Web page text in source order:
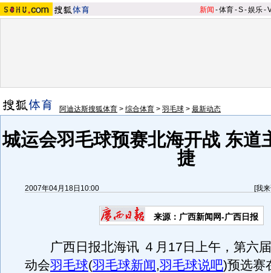
新闻 -体育-S-娱乐-
阿迪达斯搜狐体育 > 综合体育 > 羽毛球 > 最新动态
城运会羽毛球预赛北海开战 东道
捷
2007年04月18日10:00 [我
来源：广西新闻网-广西日报
广西日报北海讯 ４月17日上午，第六
动会羽毛球(羽毛球新闻,羽毛球说吧)预选赛